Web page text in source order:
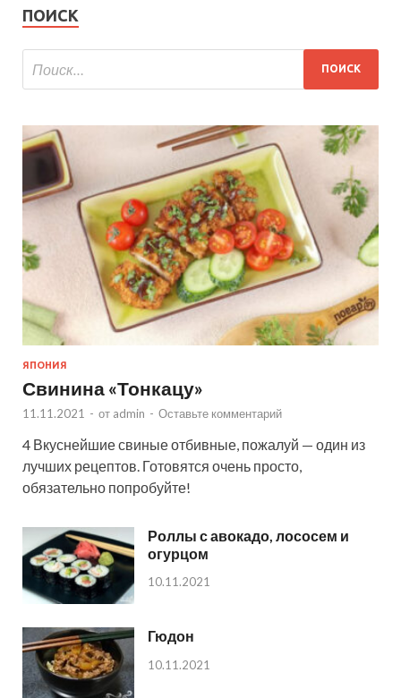
ПОИСК
ЯПОНИЯ
Свинина «Тонкацу»
11.11.2021 - от admin - Оставьте комментарий
4 Вкуснейшие свиные отбивные, пожалуй — один из
лучших рецептов. Готовятся очень просто,
обязательно попробуйте!
Роллы с авокадо, лососем и
огурцом
10.11.2021
Гюдон
10.11.2021